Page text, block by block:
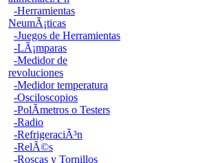
-Herramientas
NeumÃ¡ticas
-Juegos de Herramientas
-LÃ¡mparas
-Medidor de
revoluciones
-Medidor temperatura
-Osciloscopios
-PolÃ­metros o Testers
-Radio
-RefrigeraciÃ³n
-RelÃ©s
-Roscas y Tornillos